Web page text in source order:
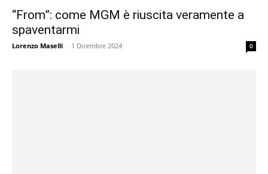
“From”: come MGM è riuscita veramente a
spaventarmi
Lorenzo Maselli - 1 Dicembre 2024 0